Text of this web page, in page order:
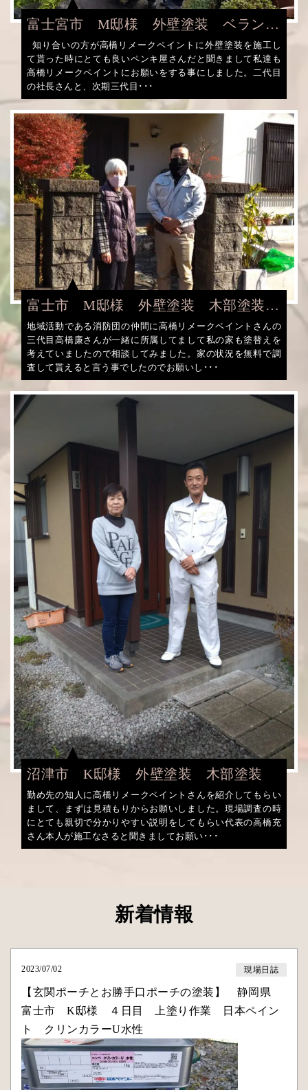
富士宮市 M邸様 外壁塗装 ベランダ
塗装 雨樋塗装
知り合いの方が高橋リメークペイントに外壁塗装を施工し
て貰った時にとても良いペンキ屋さんだと聞きまして私達も
高橋リメークペイントにお願いをする事にしました。二代目
の社長さんと、次期三代目･･･
富士市 M邸様 外壁塗装 木部塗装
戸袋 IP水性マルチコート ファインSI
地域活動である消防団の仲間に高橋リメークペイントさんの
三代目高橋廉さんが一緒に所属してまして私の家も塗替えを
考えていましたので相談してみました。家の状況を無料で調
査して貰えると言う事でしたのでお願いし･･･
沼津市 K邸様 外壁塗装 木部塗装
勤め先の知人に高橋リメークペイントさんを紹介してもらい
まして、まずは見積もりからお願いしました。現場調査の時
にとても親切で分かりやすい説明をしてもらい代表の高橋充
さん本人が施工なさると聞きましてお願い･･･
新着情報
2023/07/02 現場日誌
【玄関ポーチとお勝手口ポーチの塗装】 静岡県
富士市 K邸様 ４日目 上塗り作業 日本ペイン
ト クリンカラーU水性